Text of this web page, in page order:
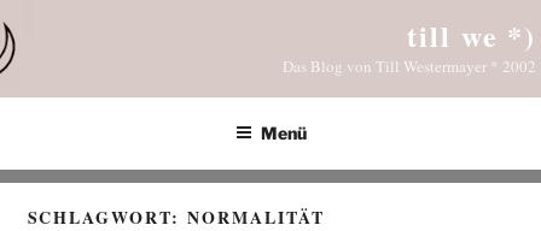
Inhalt
springen
till we *)
Das Blog von Till Westermayer * 2002
Menü
SCHLAGWORT:NORMALITÄT